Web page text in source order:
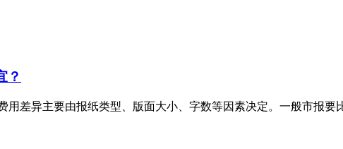
？
用差异主要由报纸类型、版面大小、字数等因素决定。一般市报